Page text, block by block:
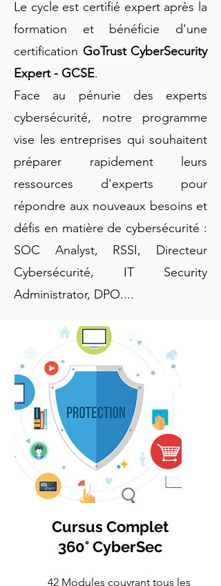
Le cycle est certifié expert après la
formation et bénéficie d'une
certification GoTrust CyberSecurity
Expert - GCSE.
Face au pénurie des experts
cybersécurité, notre programme
vise les entreprises qui souhaitent
préparer rapidement leurs
ressources d'experts pour
répondre aux nouveaux besoins et
défis en matière de cybersécurité :
SOC Analyst, RSSI, Directeur
Cybersécurité, IT Security
Administrator, DPO....
Cursus Complet
360° CyberSec
42 Modules couvrant tous les